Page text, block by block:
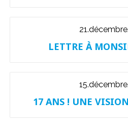
LETTRE À
17 ANS ! UNE